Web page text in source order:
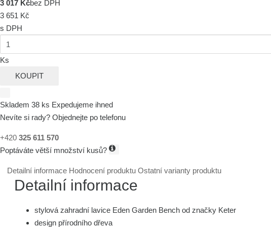
3 017 Kčbez DPH
3 651 Kč
s DPH
Ks
KOUPIT
Skladem 38 ks Expedujeme ihned
Nevíte si rady? Objednejte po telefonu
+420 325 611 570
Poptáváte větší množství kusů?
Detailní informace Hodnocení produktuOstatní varianty produktu
Detailní informace
stylová zahradní lavice Eden Garden Bench od značky Keter
design přírodního dřeva